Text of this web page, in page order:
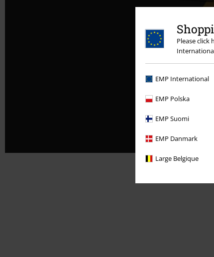
Please click
EMP International
EMP Polska
EMP Suomi
EMP Danmark
Large Belgique